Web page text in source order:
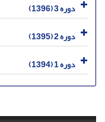
دوره 3 (1396)
دوره 2 (1395)
دوره 1 (1394)